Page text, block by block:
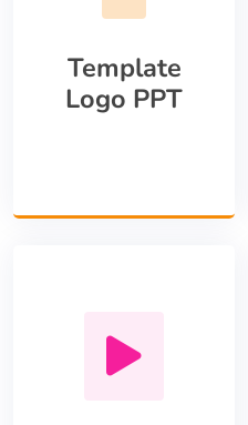
Template
Logo PPT